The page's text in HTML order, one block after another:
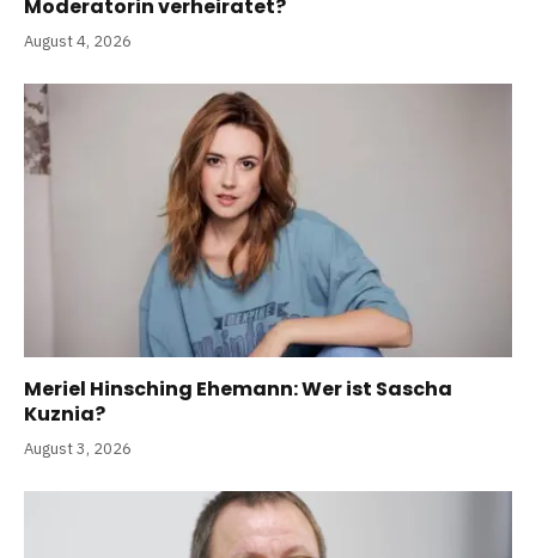
Moderatorin verheiratet?
August 4, 2026
Meriel Hinsching Ehemann: Wer ist Sascha
Kuznia?
August 3, 2026